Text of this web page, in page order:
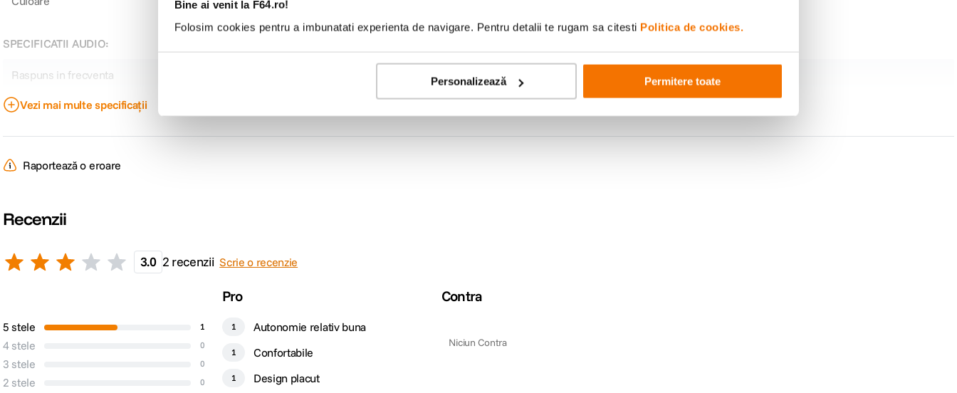
Bine ai venit la F64.ro!
Folosim cookies pentru a imbunatati experienta de navigare. Pentru detalii te rugam sa citesti Politica de cookies.
Personalizează Permitere toate
Puteti lansa functia de voce smartphone, cum ar fi *Siri, prin intermediul butonului multifunctional. Asta te ajuta in selectia muzicala, ajustarea volumului sau
SPECIFICATII AUDIO:
Raspuns in frecventa
Impedanta nominala
Design
Vezi mai multe specificații
Raportează o eroare
Recenzii
3.0 2 recenzii Scrie o recenzie
5 stele 1
4 stele 0
3 stele 0
2 stele 0
Pro
1 Autonomie relativ buna
1 Confortabile
1 Design placut
Contra
Niciun Contra